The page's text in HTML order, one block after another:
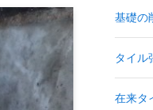
基礎の
タイル
在来タ